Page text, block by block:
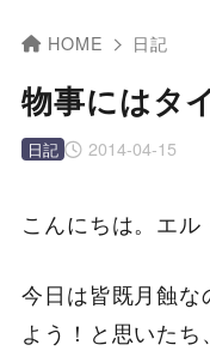
HOME 日記
物事にはタ
2014-04-15
日記
こんにちは。エル
今日は皆既月蝕な
よう！と思いた